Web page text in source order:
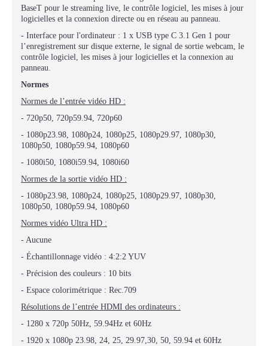
BaseT pour le streaming live, le contrôle logiciel, les mises à jour
logicielles et la connexion directe ou en réseau au panneau.
- Interface pour l'ordinateur : 1 x USB type C 3.1 Gen 1 pour
l’enregistrement sur disque externe, le signal de sortie webcam, le
contrôle logiciel, les mises à jour logicielles et la connexion au
panneau.
Normes
Normes de l’entrée vidéo HD :
- 720p50, 720p59.94, 720p60
- 1080p23.98, 1080p24, 1080p25, 1080p29.97, 1080p30,
1080p50, 1080p59.94, 1080p60
- 1080i50, 1080i59.94, 1080i60
Normes de la sortie vidéo HD :
- 1080p23.98, 1080p24, 1080p25, 1080p29.97, 1080p30,
1080p50, 1080p59.94, 1080p60
Normes vidéo Ultra HD :
- Aucune
- Échantillonnage vidéo : 4:2:2 YUV
- Précision des couleurs : 10 bits
- Espace colorimétrique : Rec.709
Résolutions de l’entrée HDMI des ordinateurs :
- 1280 x 720p 50Hz, 59.94Hz et 60Hz
- 1920 x 1080p 23.98, 24, 25, 29.97,30, 50, 59.94 et 60Hz